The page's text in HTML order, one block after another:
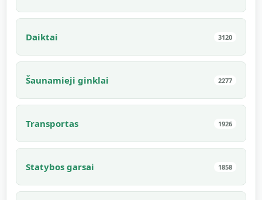
Daiktai 3120
Šaunamieji ginklai 2277
Transportas 1926
Statybos garsai 1858